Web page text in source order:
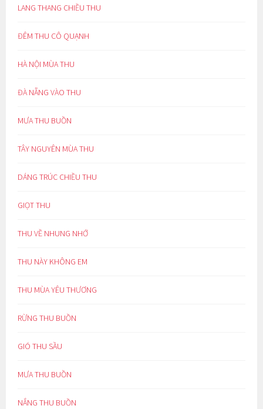
LANG THANG CHIỀU THU
ĐÊM THU CÔ QUẠNH
HÀ NỘI MÙA THU
ĐÀ NẴNG VÀO THU
MƯA THU BUỒN
TÂY NGUYÊN MÙA THU
DÁNG TRÚC CHIỀU THU
GIỌT THU
THU VỀ NHUNG NHỚ
THU NÀY KHÔNG EM
THU MÙA YÊU THƯƠNG
RỪNG THU BUỒN
GIÓ THU SẦU
MƯA THU BUỒN
NẮNG THU BUỒN